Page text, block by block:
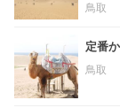
鳥取
定番
鳥取